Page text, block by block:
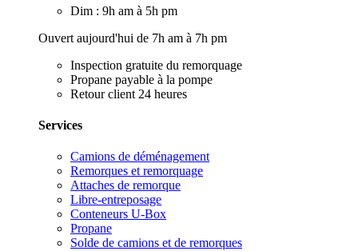
Dim : 9h am à 5h pm
Ouvert aujourd'hui de 7h am à 7h pm
Inspection gratuite du remorquage
Propane payable à la pompe
Retour client 24 heures
Services
Camions de déménagement
Remorques et remorquage
Attaches de remorque
Libre-entreposage
Conteneurs U-Box
Propane
Solde de camions et de remorques